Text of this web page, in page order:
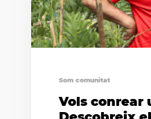
Som comunitat
Vols conrear